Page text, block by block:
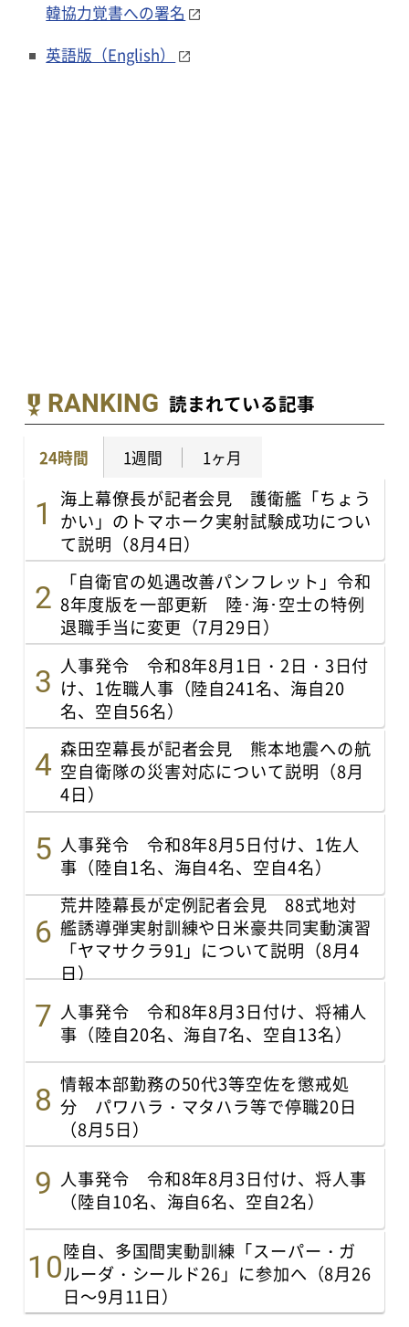
韓協力覚書への署名
英語版（English）
RANKING 読まれている記事
24時間 1週間 1ヶ月
海上幕僚長が記者会見 護衛艦「ちょう
かい」のトマホーク実射試験成功につい
て説明（8月4日）
「自衛官の処遇改善パンフレット」令和
8年度版を一部更新 陸･海･空士の特例
退職手当に変更（7月29日）
人事発令 令和8年8月1日・2日・3日付
け、1佐職人事（陸自241名、海自20
名、空自56名）
森田空幕長が記者会見 熊本地震への航
空自衛隊の災害対応について説明（8月
4日）
人事発令 令和8年8月5日付け、1佐人
事（陸自1名、海自4名、空自4名）
荒井陸幕長が定例記者会見 88式地対
艦誘導弾実射訓練や日米豪共同実動演習
「ヤマサクラ91」について説明（8月4
日）
人事発令 令和8年8月3日付け、将補人
事（陸自20名、海自7名、空自13名）
情報本部勤務の50代3等空佐を懲戒処
分 パワハラ・マタハラ等で停職20日
（8月5日）
人事発令 令和8年8月3日付け、将人事
（陸自10名、海自6名、空自2名）
陸自、多国間実動訓練「スーパー・ガ
ルーダ・シールド26」に参加へ（8月26
日～9月11日）